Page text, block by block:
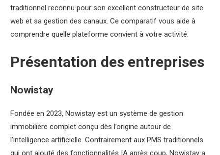
traditionnel reconnu pour son excellent constructeur de site
web et sa gestion des canaux. Ce comparatif vous aide à
comprendre quelle plateforme convient à votre activité.
Présentation des entreprises
Nowistay
Fondée en 2023, Nowistay est un système de gestion
immobilière complet conçu dès l’origine autour de
l’intelligence artificielle. Contrairement aux PMS traditionnels
qui ont ajouté des fonctionnalités IA après coup, Nowistay a